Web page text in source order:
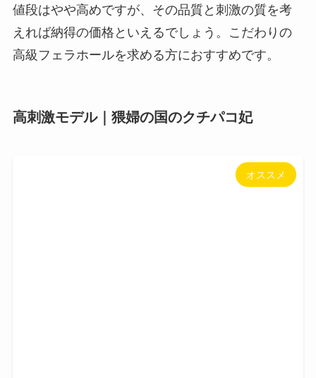
値段はやや高めですが、その品質と刺激の質を考
えれば納得の価格といえるでしょう。こだわりの
高級フェラホールを求める方におすすめです。
高刺激モデル｜猥婦の国のクチパコ妃
オススメ